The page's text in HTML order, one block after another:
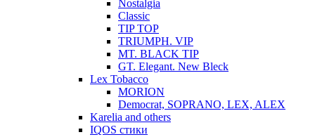
Nostalgia
Classic
TIP TOP
TRIUMPH. VIP
MT. BLACK TIP
GT. Elegant. New Bleck
Lex Tobacco
MORION
Democrat, SOPRANO, LEX, ALEX
Karelia and others
IQOS стики